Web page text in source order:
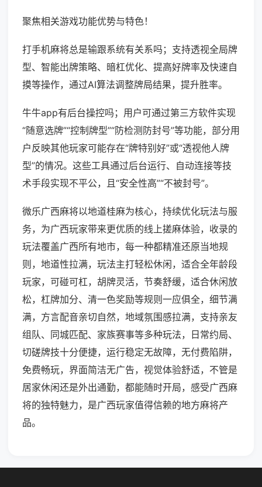
聚焦相关游戏功能优势与特色！
打手机麻将总是输跟系统有关系吗；支持透视全局牌
型、智能出牌策略、暗杠优化、提高好牌率及快速自
摸等操作，通过AI算法调整牌局结果，提升胜率。
牛牛app有后台操控吗；用户可通过第三方软件实现
“随意选牌”“控制牌型”“防检测防封号”等功能，部分用
户反映其他玩家可能存在“牌特别好”或“透视他人牌
型”的情况。这些工具通过后台运行、自动连接等技
术手段实现不平公，且“安全性高”“不被封号”。
微乐广西麻将以地道桂麻为核心，持续优化玩法与服
务，为广西玩家带来更优质的线上搓麻体验，收录的
玩法覆盖广西所有地市，每一种都精准还原当地规
则，地道性拉满，玩法主打轻松休闲，适合全年龄段
玩家，可碰可杠，胡牌灵活，节奏舒缓，适合休闲放
松，杠牌加分、清一色奖励等规则一应俱全，细节满
满，方言配音亲切自然，地域氛围感拉满，支持亲友
组队、同城匹配、家族赛事等多种玩法，日常约局、
切磋牌技十分便捷，运行稳定无故障，无付费陷阱，
免费畅玩，界面简洁无广告，视觉体验舒适，不管是
居家休闲还是外出通勤，都能随时开局，感受广西麻
将的独特魅力，是广西玩家值得信赖的地方麻将产
品。